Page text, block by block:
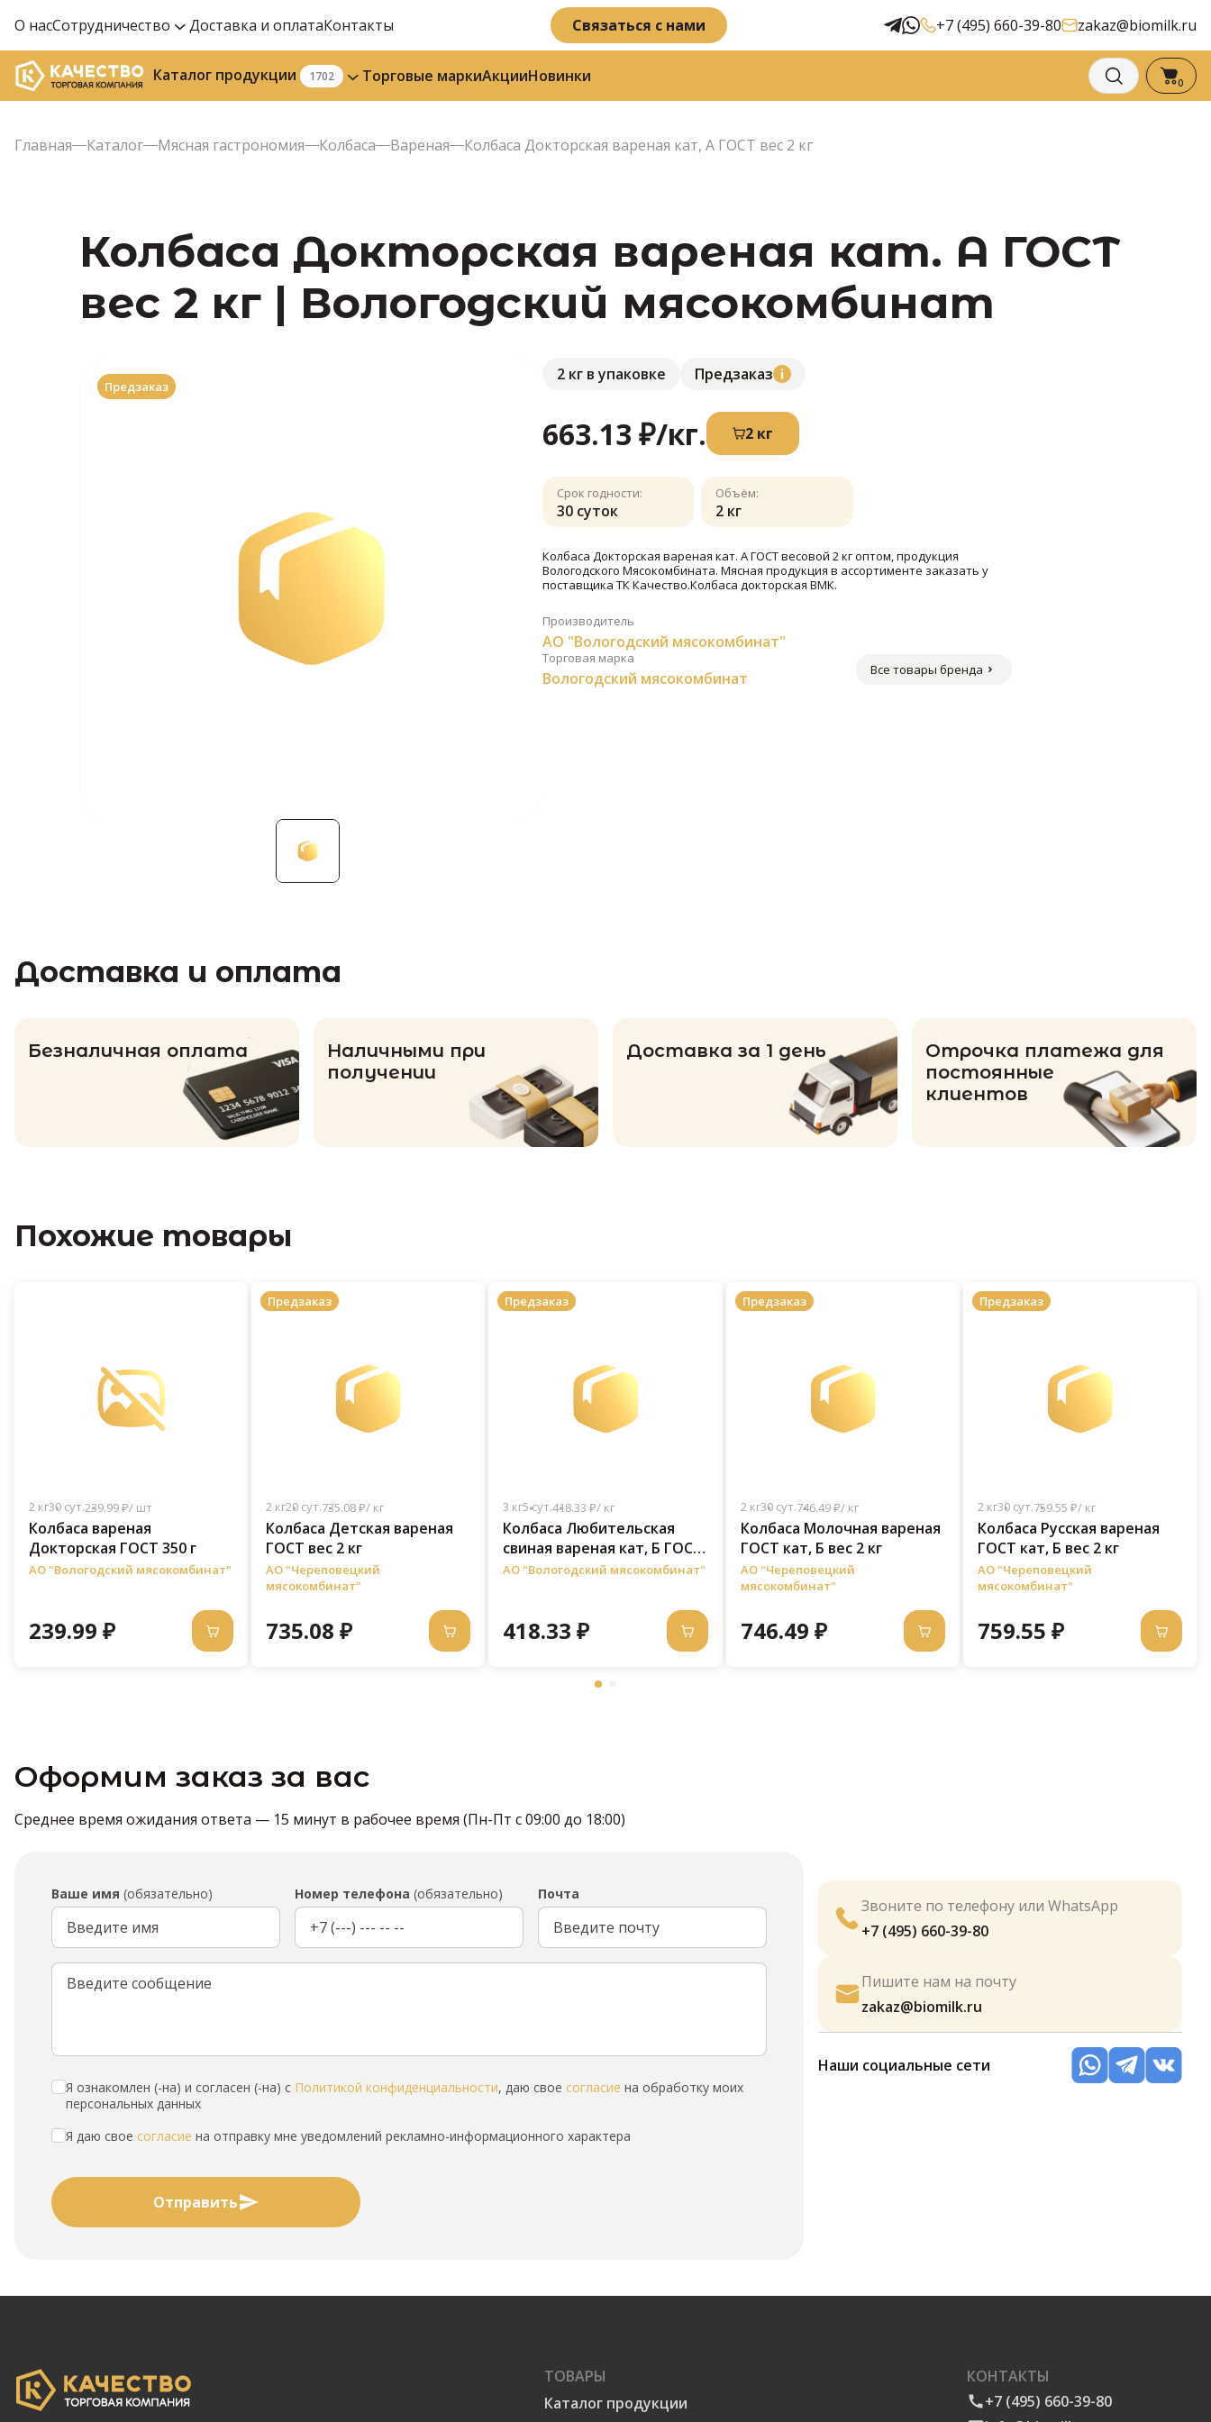
О насСотрудничество Доставка и оплатаКонтакты Связаться с нами +7 (495) 660-39-80 zakaz@biomilk.ru
Каталог продукции 1702 Торговые маркиАкцииНовинки 0
Главная Каталог Мясная гастрономия Колбаса Вареная Колбаса Докторская вареная кат, А ГОСТ вес 2 кг
Колбаса Докторская вареная кат. А ГОСТ
вес 2 кг | Вологодский мясокомбинат
Предзаказ
2 кг в упаковке Предзаказ
663.13 ₽/кг. 2 кг
Срок годности:
30 суток
Объём:
2 кг
Колбаса Докторская вареная кат. А ГОСТ весовой 2 кг оптом, продукция
Вологодского Мясокомбината. Мясная продукция в ассортименте заказать у
поставщика ТК Качество.Колбаса докторская ВМК.
Производитель
АО "Вологодский мясокомбинат"
Торговая марка
Вологодский мясокомбинат Все товары бренда
Доставка и оплата
Безналичная оплата
Наличными при
получении
Доставка за 1 день
Отрочка платежа для
постоянные
клиентов
Похожие товары
2 кг30 сут.239.99 ₽/ шт
Колбаса вареная
Докторская ГОСТ 350 г
АО "Вологодский мясокомбинат"
239.99 ₽
Предзаказ
2 кг20 сут.735.08 ₽/ кг
Колбаса Детская вареная
ГОСТ вес 2 кг
АО "Череповецкий
мясокомбинат"
735.08 ₽
Предзаказ
3 кг5 сут.418.33 ₽/ кг
Колбаса Любительская
свиная вареная кат, Б ГОСТ
вес натуральная оболочка
АО "Вологодский мясокомбинат"
418.33 ₽
Предзаказ
2 кг30 сут.746.49 ₽/ кг
Колбаса Молочная вареная
ГОСТ кат, Б вес 2 кг
АО "Череповецкий
мясокомбинат"
746.49 ₽
Предзаказ
2 кг30 сут.759.55 ₽/ кг
Колбаса Русская вареная
ГОСТ кат, Б вес 2 кг
АО "Череповецкий
мясокомбинат"
759.55 ₽
Оформим заказ за вас
Среднее время ожидания ответа — 15 минут в рабочее время (Пн-Пт с 09:00 до 18:00)
Ваше имя (обязательно) Номер телефона (обязательно) Почта
Я ознакомлен (-на) и согласен (-на) с Политикой конфиденциальности, даю свое согласие на обработку моих
персональных данных
Я даю свое согласие на отправку мне уведомлений рекламно-информационного характера
Отправить
Звоните по телефону или WhatsApp
+7 (495) 660-39-80
Пишите нам на почту
zakaz@biomilk.ru
Наши социальные сети
ТОВАРЫ
Каталог продукции
КОНТАКТЫ
+7 (495) 660-39-80